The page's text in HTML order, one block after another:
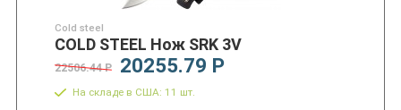
Cold steel
COLD STEEL Нож SRK 3V
22506.44 Р 20255.79 Р
На складе в США: 11 шт.